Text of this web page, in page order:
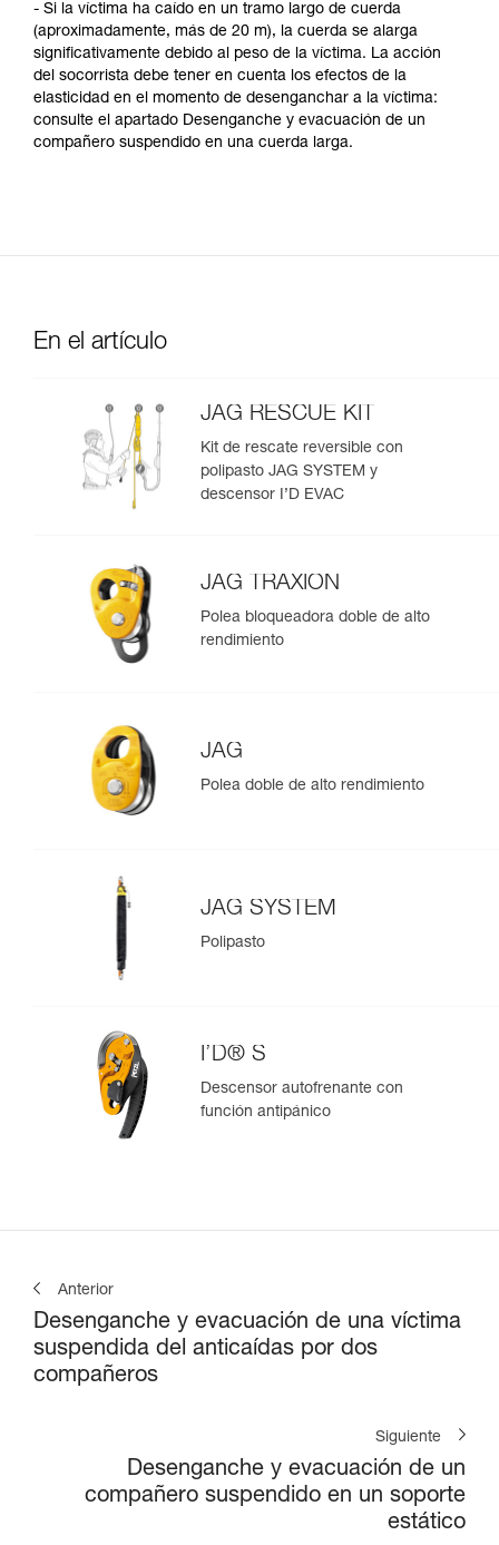
- Si la víctima ha caído en un tramo largo de cuerda
(aproximadamente, más de 20 m), la cuerda se alarga
significativamente debido al peso de la víctima. La acción
del socorrista debe tener en cuenta los efectos de la
elasticidad en el momento de desenganchar a la víctima:
consulte el apartado Desenganche y evacuación de un
compañero suspendido en una cuerda larga.
En el artículo
JAG RESCUE KIT
Kit de rescate reversible con
polipasto JAG SYSTEM y
descensor I’D EVAC
JAG TRAXION
Polea bloqueadora doble de alto
rendimiento
JAG
Polea doble de alto rendimiento
JAG SYSTEM
Polipasto
I’D® S
Descensor autofrenante con
función antipánico
Anterior
Desenganche y evacuación de una víctima
suspendida del anticaídas por dos
compañeros
Siguiente
Desenganche y evacuación de un
compañero suspendido en un soporte
estático